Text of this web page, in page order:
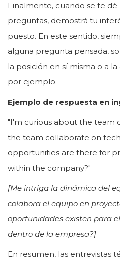
Finalmente, cuando se te
preguntas, demostrá tu
puesto. En este sentido,
alguna pregunta pensada,
la posición en sí misma o a
por ejemplo.
Ejemplo de respuesta en
"I'm curious about the team
the team collaborate on
opportunities are there for
within the company?"
[Me intriga la dinámica del
colabora el equipo en
oportunidades existen para
dentro de la empresa?]
En resumen, las entrevistas